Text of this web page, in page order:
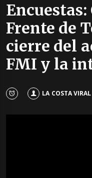
Encuestas:
Frente de
cierre del
FMI y la
LA COSTA VIRAL